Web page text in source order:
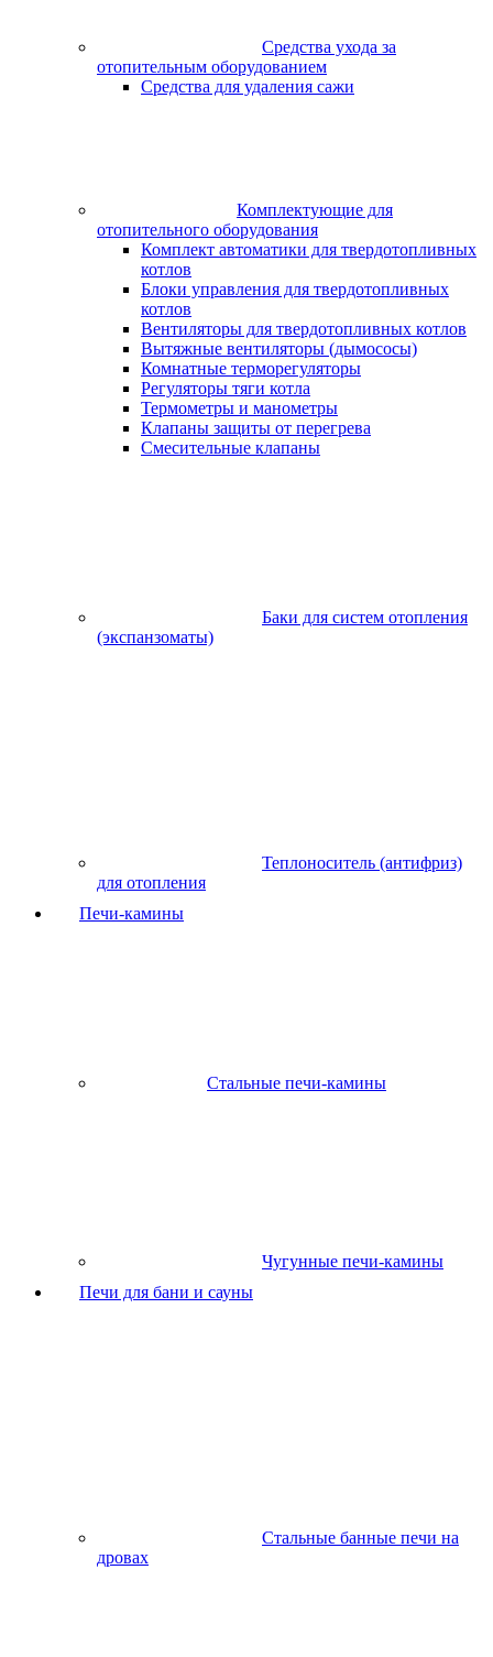
Средства ухода за
отопительным оборудованием
Средства для удаления сажи
Комплектующие для
отопительного оборудования
Комплект автоматики для твердотопливных
котлов
Блоки управления для твердотопливных
котлов
Вентиляторы для твердотопливных котлов
Вытяжные вентиляторы (дымососы)
Комнатные терморегуляторы
Регуляторы тяги котла
Термометры и манометры
Клапаны защиты от перегрева
Смесительные клапаны
Баки для систем отопления
(экспанзоматы)
Теплоноситель (антифриз)
для отопления
Печи-камины
Стальные печи-камины
Чугунные печи-камины
Печи для бани и сауны
Стальные банные печи на
дровах